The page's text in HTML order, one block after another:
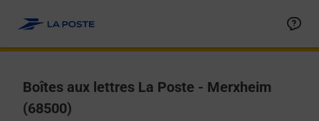
Boîtes aux lettres La Poste - Merxheim
(68500)